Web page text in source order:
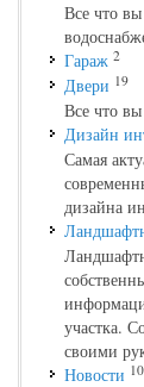
Все что вы
Гараж 2
Двери 19
Все что вы
Дизайн
Самая
дизайна
участка.
своими
Новости